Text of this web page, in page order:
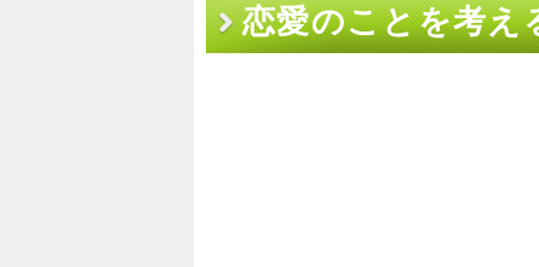
恋愛のことを考